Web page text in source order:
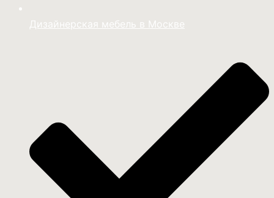
Дизайнерская мебель в Москве